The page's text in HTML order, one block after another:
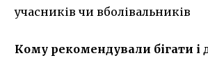
учасників чи вболівальників
Кому рекомендували бігати і